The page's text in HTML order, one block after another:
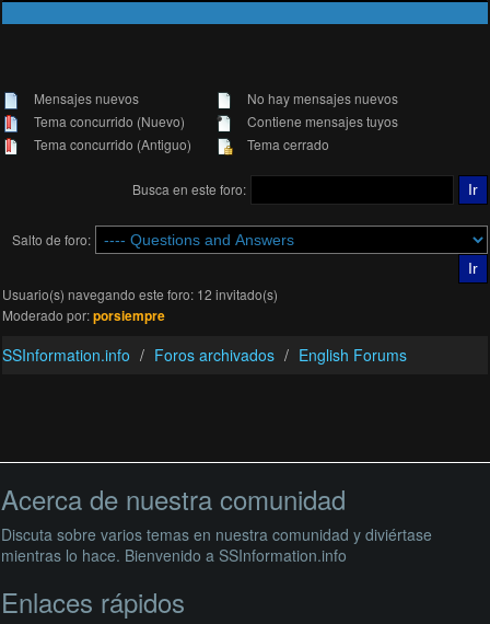
Mensajes nuevos
Tema concurrido (Nuevo)
Tema concurrido (Antiguo)
No hay mensajes nuevos
Contiene mensajes tuyos
Tema cerrado
Busca en este foro:
Salto de foro:
Usuario(s) navegando este foro: 12 invitado(s)
Moderado por:porsiempre
SSInformation.info Foros archivados English Forums
Acerca de nuestra comunidad
Discuta sobre varios temas en nuestra comunidad y diviértase
mientras lo hace. Bienvenido a SSInformation.info
Enlaces rápidos